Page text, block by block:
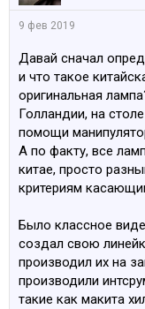
9 фев 2019
Давай сначал
и что такое
оригинальная
Голландии, на
помощи
А по факту, все
китае, просто
критериям
Было классное
создал свою
производил их на
производили
такие как макита